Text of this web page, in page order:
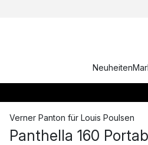
Neuheiten
Verner Panton für Louis Poulsen
Panthella 160